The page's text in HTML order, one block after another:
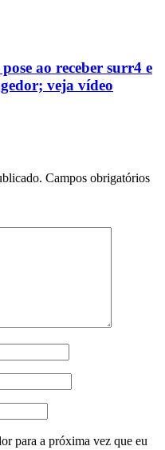
ao receber surr4 e
veja vídeo
Campos obrigatórios
para a próxima vez que eu